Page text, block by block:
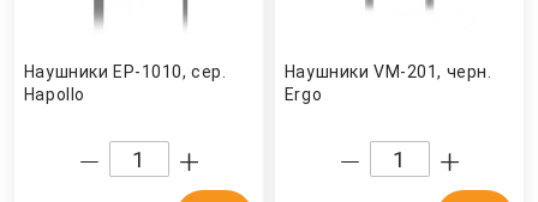
Наушники EP-1010, сер.
Hapollo
Наушники VM-201, черн.
Ergo